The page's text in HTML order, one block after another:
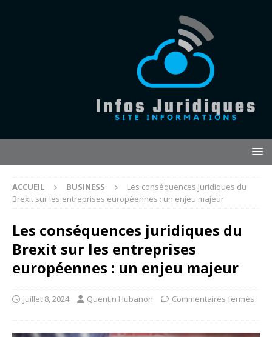
ACCUEIL BUSINESS
Les conséquences juridiques du
Brexit sur les entreprises européennes : un enjeu majeur
Les conséquences juridiques du
Brexit sur les entreprises
européennes : un enjeu majeur
juillet 8, 2024 Quentin Hubanon Commentaires fermés